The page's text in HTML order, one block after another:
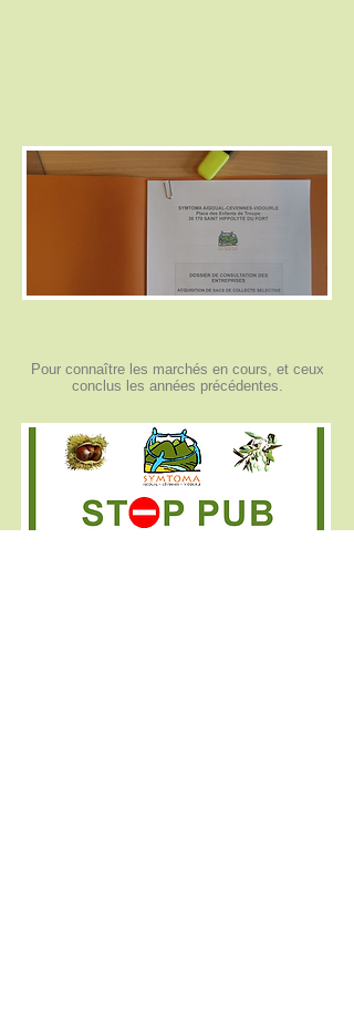
Pour connaître les marchés en cours, et ceux
conclus les années précédentes.